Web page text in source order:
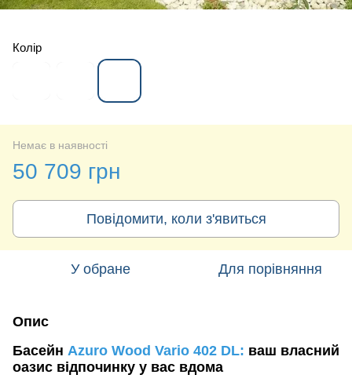
Колір
Немає в наявності
50 709 грн
Повідомити, коли з'явиться
У обране Для порівняння
Опис
Басейн Azuro Wood Vario 402 DL: ваш власний
оазис відпочинку у вас вдома